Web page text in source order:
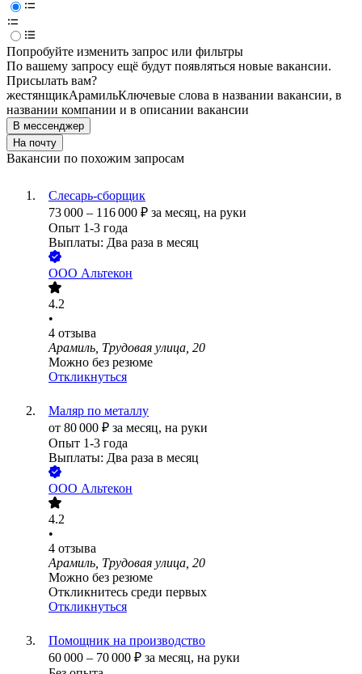
Попробуйте изменить запрос или фильтры
По вашему запросу ещё будут появляться новые вакансии.
Присылать вам?
жестянщикАрамильКлючевые слова в названии вакансии, в
названии компании и в описании вакансии
В мессенджер
На почту
Вакансии по похожим запросам
Слесарь-сборщик
73 000 – 116 000 ₽ за месяц, на руки
Опыт 1-3 года
Выплаты: Два раза в месяц
ООО Альтекон
4.2
•
4 отзыва
Арамиль, Трудовая улица, 20
Можно без резюме
Откликнуться
Маляр по металлу
от 80 000 ₽ за месяц, на руки
Опыт 1-3 года
Выплаты: Два раза в месяц
ООО Альтекон
4.2
•
4 отзыва
Арамиль, Трудовая улица, 20
Можно без резюме
Откликнитесь среди первых
Откликнуться
Помощник на производство
60 000 – 70 000 ₽ за месяц, на руки